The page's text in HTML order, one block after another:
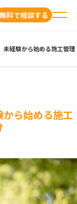
無料で相談する
未経験から始める施工管理
ら始める施工